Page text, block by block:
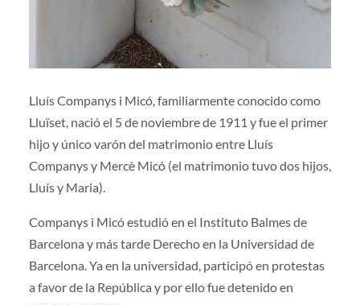
Lluís Companys i Micó, familiarmente conocido como
Lluïset, nació el 5 de noviembre de 1911 y fue el primer
hijo y único varón del matrimonio entre Lluís
Companys y Mercè Micó (el matrimonio tuvo dos hijos,
Lluís y Maria).
Companys i Micó estudió en el Instituto Balmes de
Barcelona y más tarde Derecho en la Universidad de
Barcelona. Ya en la universidad, participó en protestas
a favor de la República y por ello fue detenido en